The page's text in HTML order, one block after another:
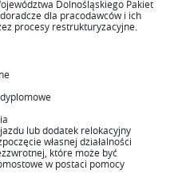
Dolnośląskiego Pakiet
dla pracodawców i ich
procesy restrukturyzacyjne.
lub dodatek relokacyjny
własnej działalności
które może być
w postaci pomocy